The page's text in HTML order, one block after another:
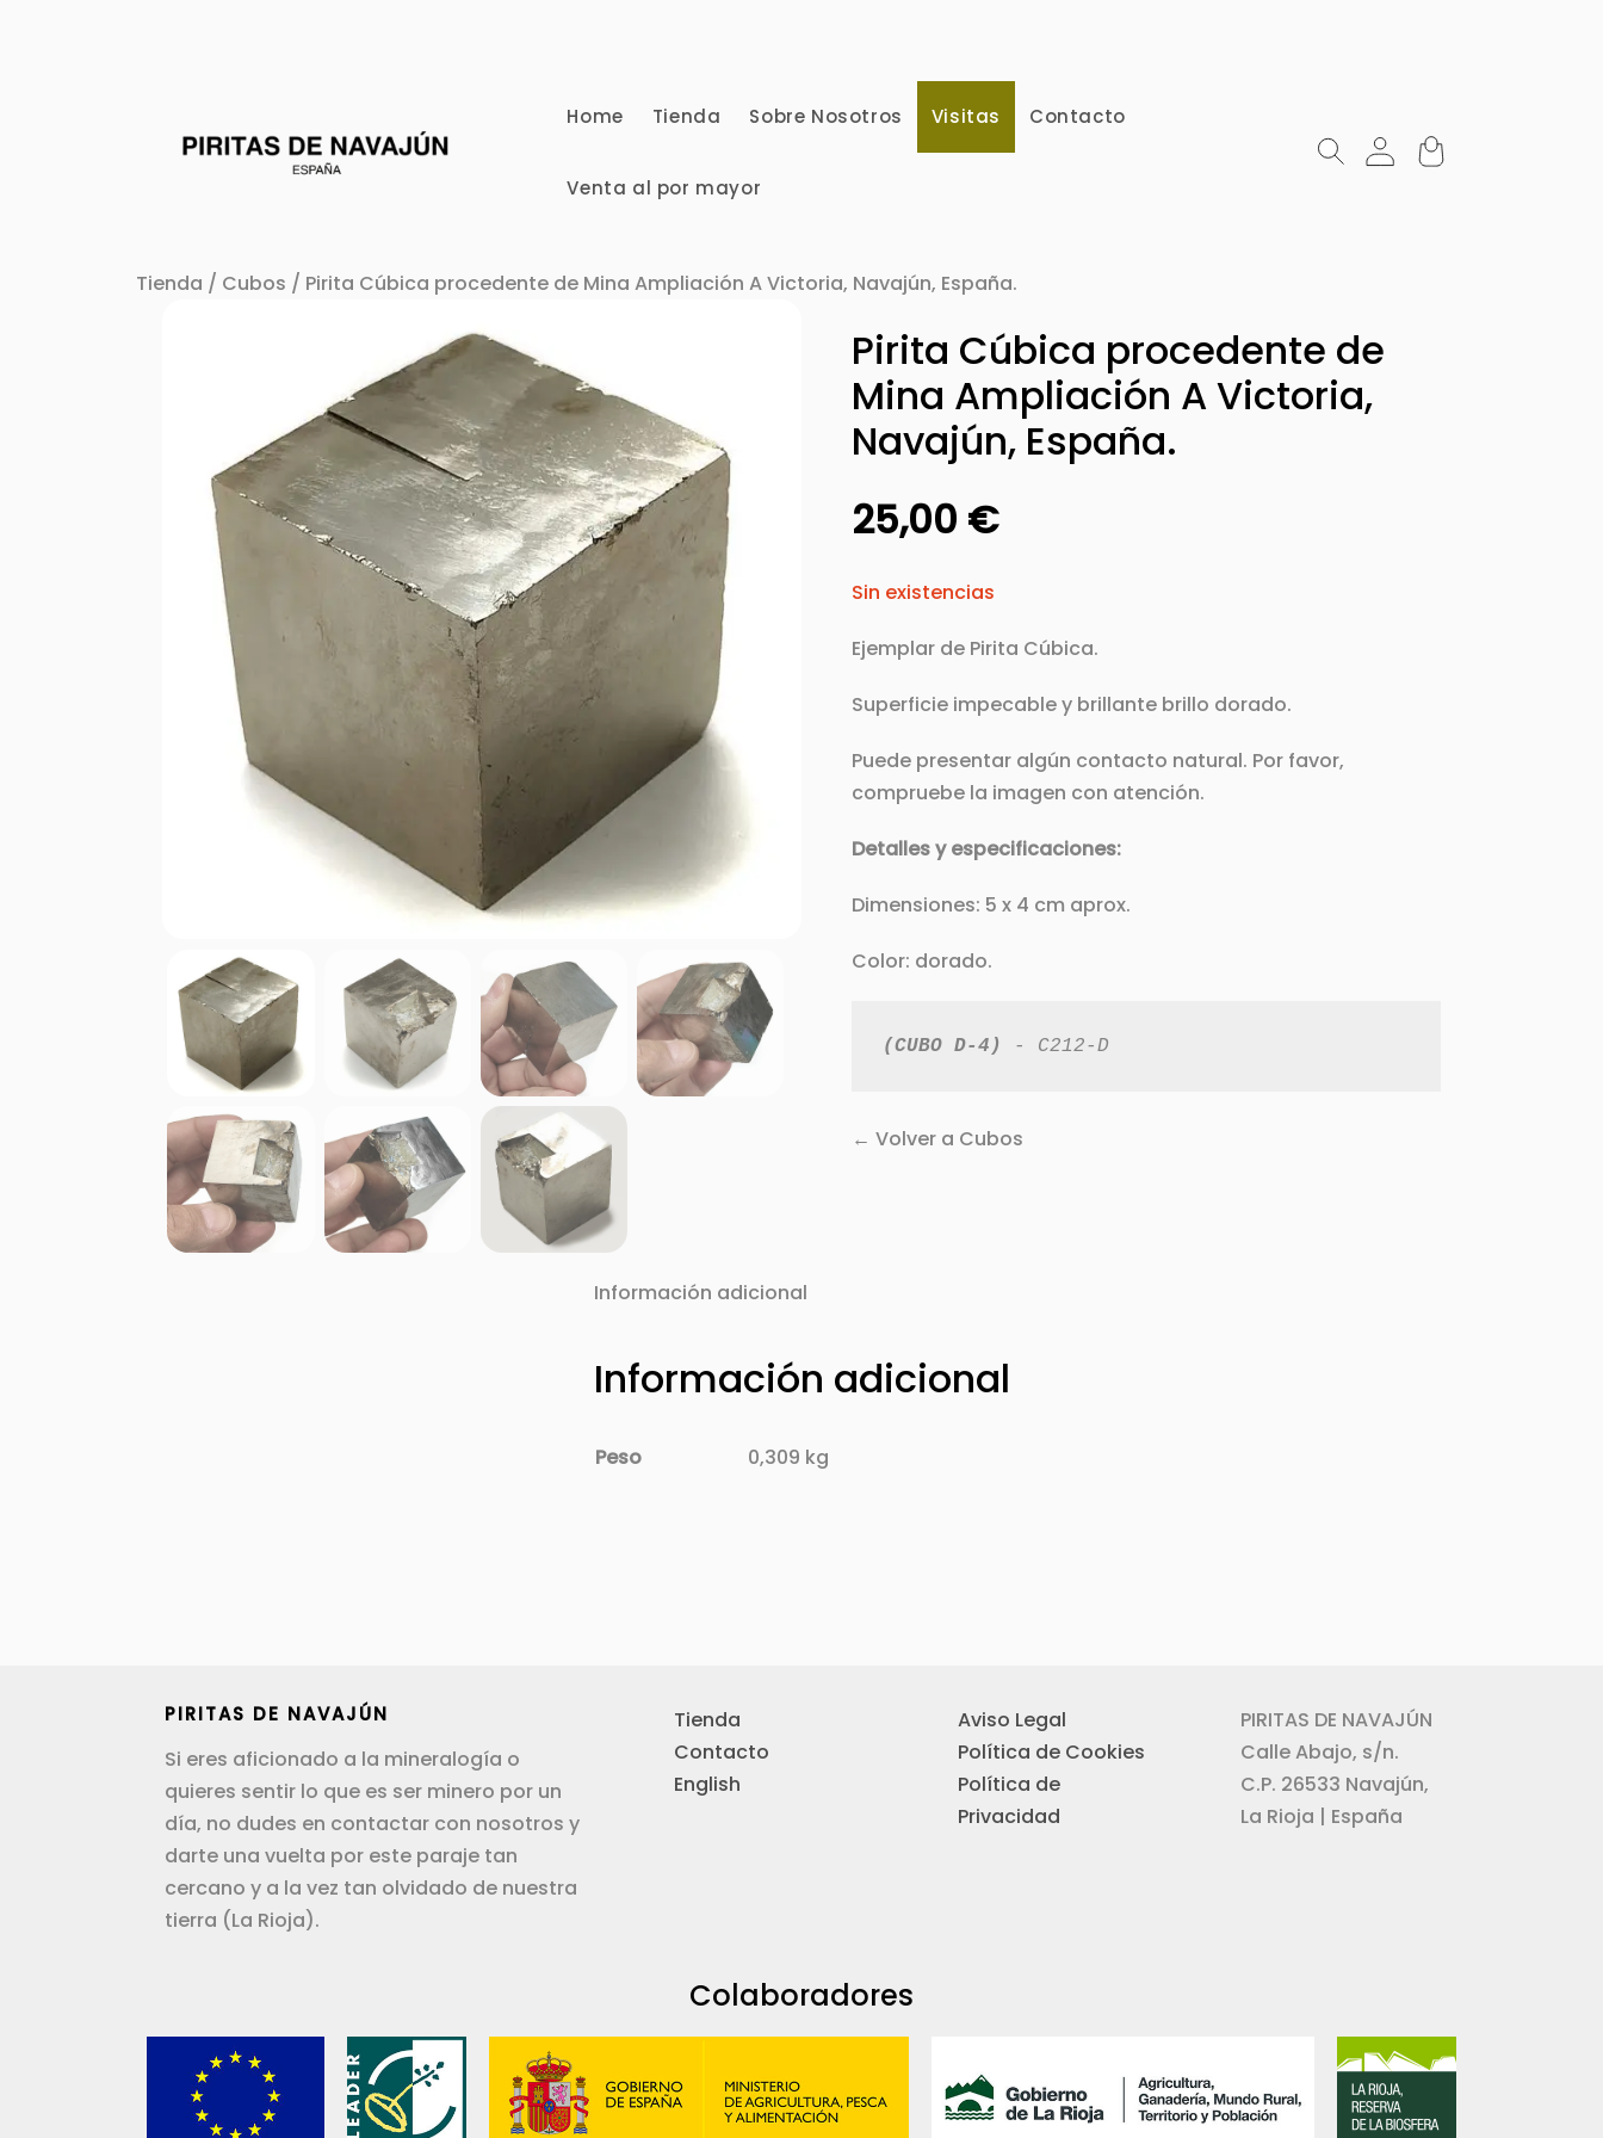
Home Tienda Sobre Nosotros Visitas Contacto
Venta al por mayor
Tienda / Cubos / Pirita Cúbica procedente de Mina Ampliación A Victoria, Navajún, España.
Pirita Cúbica procedente de
Mina Ampliación A Victoria,
Navajún, España.
25,00 €
Sin existencias
Ejemplar de Pirita Cúbica.
Superficie impecable y brillante brillo dorado.
Puede presentar algún contacto natural. Por favor,
compruebe la imagen con atención.
Detalles y especificaciones:
Dimensiones: 5 x 4 cm aprox.
Color: dorado.
(CUBO D-4) - C212-D
← Volver a Cubos
Información adicional
Información adicional
Peso 0,309 kg
PIRITAS DE NAVAJÚN
Si eres aficionado a la mineralogía o
quieres sentir lo que es ser minero por un
día, no dudes en contactar con nosotros y
darte una vuelta por este paraje tan
cercano y a la vez tan olvidado de nuestra
tierra (La Rioja).
Tienda
Contacto
English
Aviso Legal
Política de Cookies
Política de
Privacidad
PIRITAS DE NAVAJÚN
Calle Abajo, s/n.
C.P. 26533 Navajún,
La Rioja | España
Colaboradores